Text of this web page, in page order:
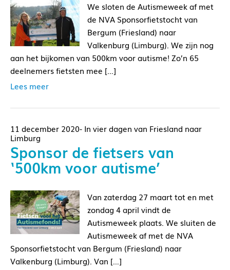
We sloten de Autismeweek af met
de NVA Sponsorfietstocht van
Bergum (Friesland) naar
Valkenburg (Limburg). We zijn nog
aan het bijkomen van 500km voor autisme! Zo’n 65
deelnemers fietsten mee […]
Lees meer
11 december 2020- In vier dagen van Friesland naar
Limburg
Sponsor de fietsers van
‘500km voor autisme’
Van zaterdag 27 maart tot en met
zondag 4 april vindt de
Autismeweek plaats. We sluiten de
Autismeweek af met de NVA
Sponsorfietstocht van Bergum (Friesland) naar
Valkenburg (Limburg). Van […]